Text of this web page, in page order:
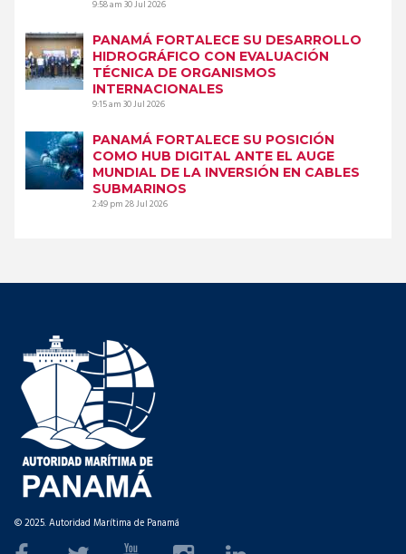
9:58 am30 Jul 2026
PANAMÁ FORTALECE SU DESARROLLO
HIDROGRÁFICO CON EVALUACIÓN
TÉCNICA DE ORGANISMOS
INTERNACIONALES
9:15 am30 Jul 2026
PANAMÁ FORTALECE SU POSICIÓN
COMO HUB DIGITAL ANTE EL AUGE
MUNDIAL DE LA INVERSIÓN EN CABLES
SUBMARINOS
2:49 pm28 Jul 2026
© 2025. Autoridad Marítima de Panamá